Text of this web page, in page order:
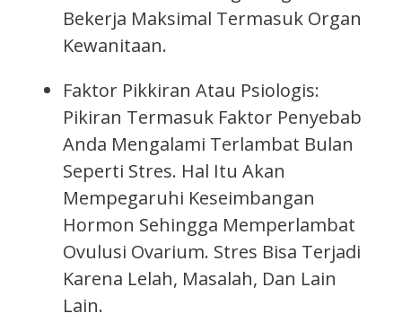
Bekerja Maksimal Termasuk Organ
Kewanitaan.
Faktor Pikkiran Atau Psiologis:
Pikiran Termasuk Faktor Penyebab
Anda Mengalami Terlambat Bulan
Seperti Stres. Hal Itu Akan
Mempegaruhi Keseimbangan
Hormon Sehingga Memperlambat
Ovulusi Ovarium. Stres Bisa Terjadi
Karena Lelah, Masalah, Dan Lain
Lain.